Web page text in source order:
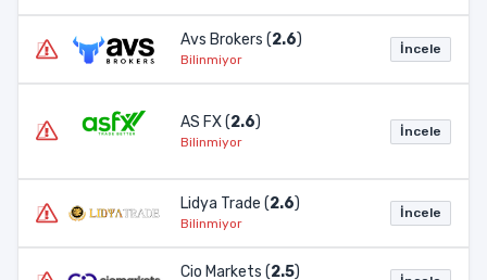
Avs Brokers (2.6)
Bilinmiyor
İncele
AS FX (2.6)
Bilinmiyor
İncele
Lidya Trade (2.6)
Bilinmiyor
İncele
Cio Markets (2.5)